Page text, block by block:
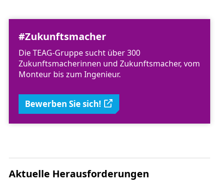
#Zukunftsmacher
Die TEAG-Gruppe sucht über 300
Zukunftsmacherinnen und Zukunftsmacher, vom
Monteur bis zum Ingenieur.
Bewerben Sie sich!
Aktuelle Herausforderungen